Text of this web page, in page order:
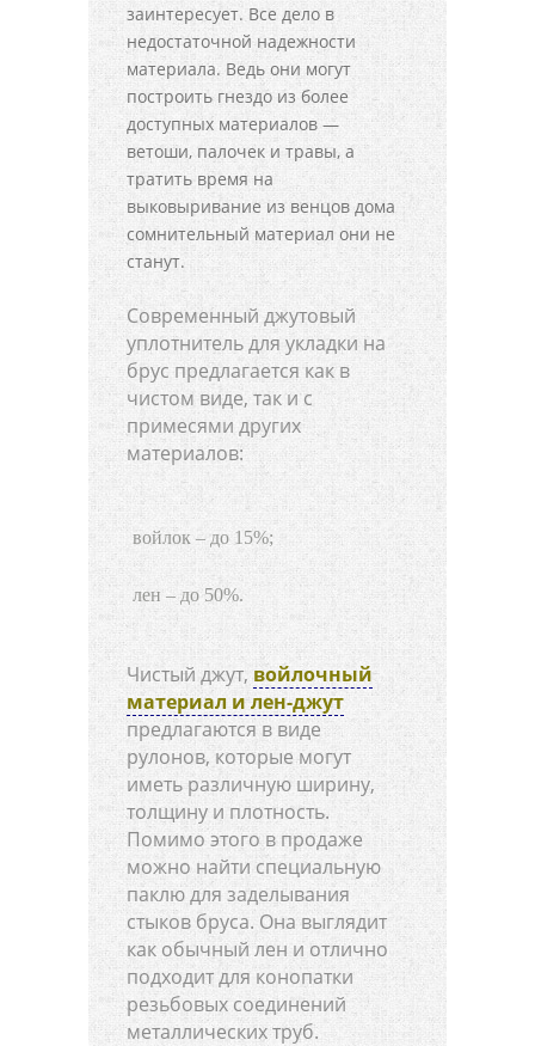
заинтересует. Все дело в
недостаточной надежности
материала. Ведь они могут
построить гнездо из более
доступных материалов —
ветоши, палочек и травы, а
тратить время на
выковыривание из венцов дома
сомнительный материал они не
станут.
Современный джутовый
уплотнитель для укладки на
брус предлагается как в
чистом виде, так и с
примесями других
материалов:
войлок – до 15%;
лен – до 50%.
Чистый джут, войлочный
материал и лен-джут
предлагаются в виде
рулонов, которые могут
иметь различную ширину,
толщину и плотность.
Помимо этого в продаже
можно найти специальную
паклю для заделывания
стыков бруса. Она выглядит
как обычный лен и отлично
подходит для конопатки
резьбовых соединений
металлических труб.